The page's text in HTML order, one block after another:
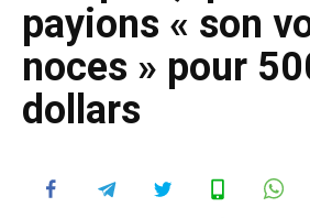
payions « son
noces » pour
dollars